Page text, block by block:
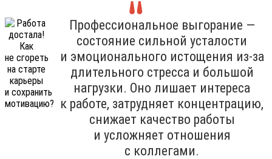
Профессиональное выгорание —
состояние сильной усталости
и эмоционального истощения из-за
длительного стресса и большой
нагрузки. Оно лишает интереса
к работе, затрудняет концентрацию,
снижает качество работы
и усложняет отношения
с коллегами.